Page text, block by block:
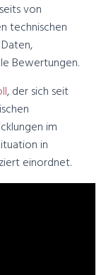
von
technischen
Bewertungen.
, der sich seit
im
in
einordnet.